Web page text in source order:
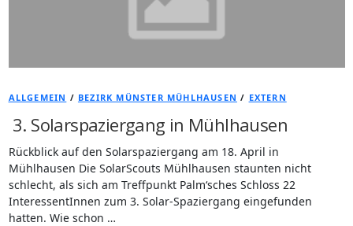
ALLGEMEIN / BEZIRK MÜNSTER MÜHLHAUSEN / EXTERN
3. Solarspaziergang in Mühlhausen
Rückblick auf den Solarspaziergang am 18. April in
Mühlhausen Die SolarScouts Mühlhausen staunten nicht
schlecht, als sich am Treffpunkt Palm‘sches Schloss 22
InteressentInnen zum 3. Solar-Spaziergang eingefunden
hatten. Wie schon …